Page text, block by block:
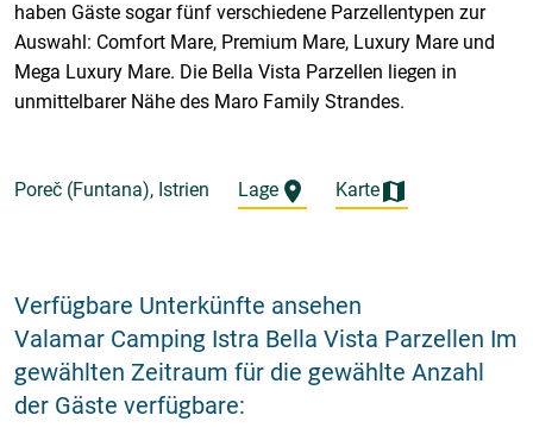
haben Gäste sogar fünf verschiedene Parzellentypen zur
Auswahl: Comfort Mare, Premium Mare, Luxury Mare und
Mega Luxury Mare. Die Bella Vista Parzellen liegen in
unmittelbarer Nähe des Maro Family Strandes.
Poreč (Funtana), Istrien Lage Karte
Verfügbare Unterkünfte ansehen
Valamar Camping Istra Bella Vista Parzellen Im
gewählten Zeitraum für die gewählte Anzahl
der Gäste verfügbare: